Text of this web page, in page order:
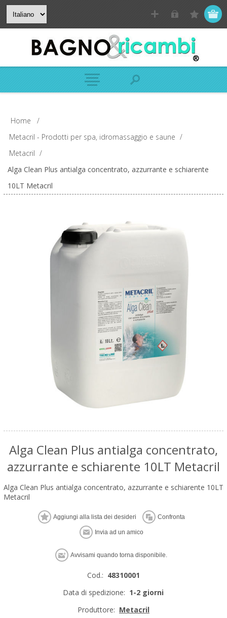
Home
/
Metacril - Prodotti per spa, idromassaggio e saune /
Metacril /
Alga Clean Plus antialga concentrato, azzurrante e schiarente
10LT Metacril
Alga Clean Plus antialga concentrato,
azzurrante e schiarente 10LT Metacril
Alga Clean Plus antialga concentrato, azzurrante e schiarente 10LT
Metacril
Cod.: 48310001
Data di spedizione: 1-2 giorni
Produttore: Metacril